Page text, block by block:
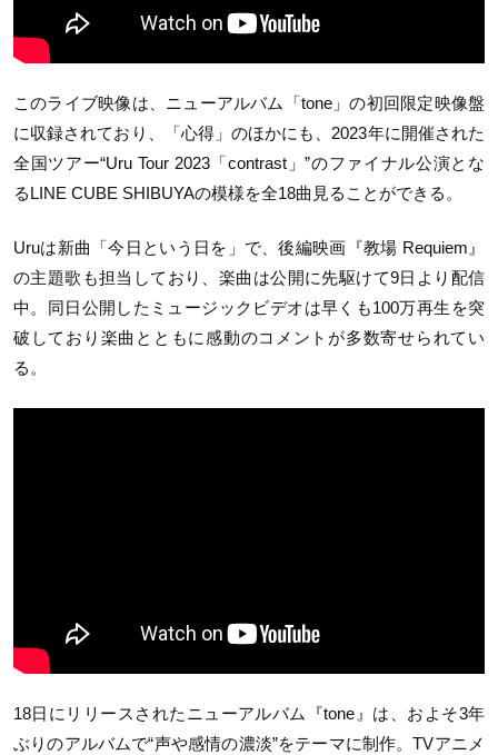
このライブ映像は、ニューアルバム「tone」の初回限定映像盤
に収録されており、「心得」のほかにも、2023年に開催された
全国ツアー“Uru Tour 2023「contrast」”のファイナル公演とな
るLINE CUBE SHIBUYAの模様を全18曲見ることができる。
Uruは新曲「今日という日を」で、後編映画『教場 Requiem』
の主題歌も担当しており、楽曲は公開に先駆けて9日より配信
中。同日公開したミュージックビデオは早くも100万再生を突
破しており楽曲とともに感動のコメントが多数寄せられてい
る。
18日にリリースされたニューアルバム『tone』は、およそ3年
ぶりのアルバムで“声や感情の濃淡”をテーマに制作。TVアニメ